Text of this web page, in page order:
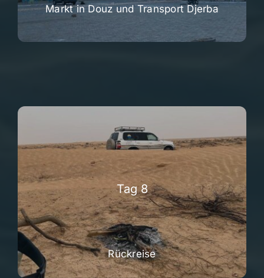
Markt in Douz und Transport Djerba
Tag 8
Rückreise